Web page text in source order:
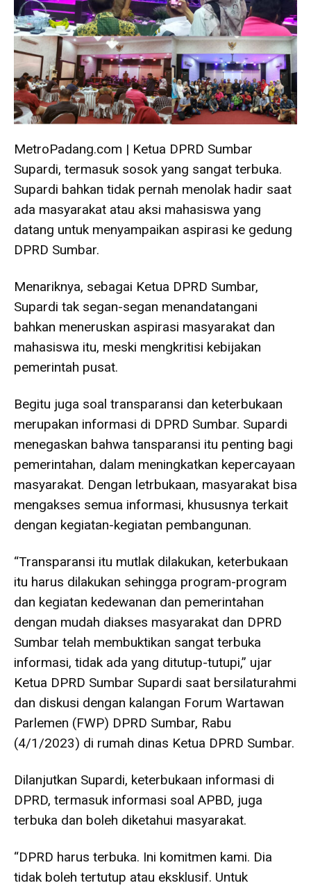
MetroPadang.com | Ketua DPRD Sumbar
Supardi, termasuk sosok yang sangat terbuka.
Supardi bahkan tidak pernah menolak hadir saat
ada masyarakat atau aksi mahasiswa yang
datang untuk menyampaikan aspirasi ke gedung
DPRD Sumbar.
Menariknya, sebagai Ketua DPRD Sumbar,
Supardi tak segan-segan menandatangani
bahkan meneruskan aspirasi masyarakat dan
mahasiswa itu, meski mengkritisi kebijakan
pemerintah pusat.
Begitu juga soal transparansi dan keterbukaan
merupakan informasi di DPRD Sumbar. Supardi
menegaskan bahwa tansparansi itu penting bagi
pemerintahan, dalam meningkatkan kepercayaan
masyarakat. Dengan letrbukaan, masyarakat bisa
mengakses semua informasi, khususnya terkait
dengan kegiatan-kegiatan pembangunan.
“Transparansi itu mutlak dilakukan, keterbukaan
itu harus dilakukan sehingga program-program
dan kegiatan kedewanan dan pemerintahan
dengan mudah diakses masyarakat dan DPRD
Sumbar telah membuktikan sangat terbuka
informasi, tidak ada yang ditutup-tutupi,” ujar
Ketua DPRD Sumbar Supardi saat bersilaturahmi
dan diskusi dengan kalangan Forum Wartawan
Parlemen (FWP) DPRD Sumbar, Rabu
(4/1/2023) di rumah dinas Ketua DPRD Sumbar.
Dilanjutkan Supardi, keterbukaan informasi di
DPRD, termasuk informasi soal APBD, juga
terbuka dan boleh diketahui masyarakat.
“DPRD harus terbuka. Ini komitmen kami. Dia
tidak boleh tertutup atau eksklusif. Untuk